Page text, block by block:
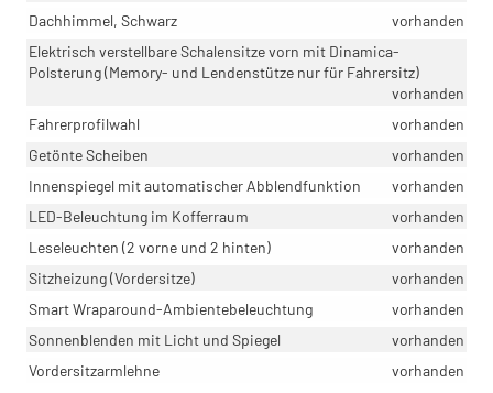
Dachhimmel, Schwarz
vorhanden
Elektrisch verstellbare Schalensitze vorn mit Dinamica-
Polsterung (Memory- und Lendenstütze nur für Fahrersitz)
vorhanden
Fahrerprofilwahl
vorhanden
Getönte Scheiben
vorhanden
Innenspiegel mit automatischer Abblendfunktion
vorhanden
LED-Beleuchtung im Kofferraum
vorhanden
Leseleuchten (2 vorne und 2 hinten)
vorhanden
Sitzheizung (Vordersitze)
vorhanden
Smart Wraparound-Ambientebeleuchtung
vorhanden
Sonnenblenden mit Licht und Spiegel
vorhanden
Vordersitzarmlehne
vorhanden